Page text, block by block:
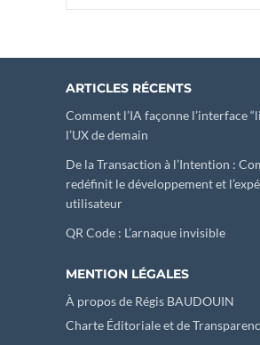
ARTICLES RÉCENTS
Comment l’IA façonne l’interface
l’UX de demain
De la Transaction à l’Intention :
redéfinit le développement et
utilisateur
QR Code : L’arnaque invisible
MENTION LÉGALES
À propos de Régis BAUDOUIN
Charte Éditoriale et de